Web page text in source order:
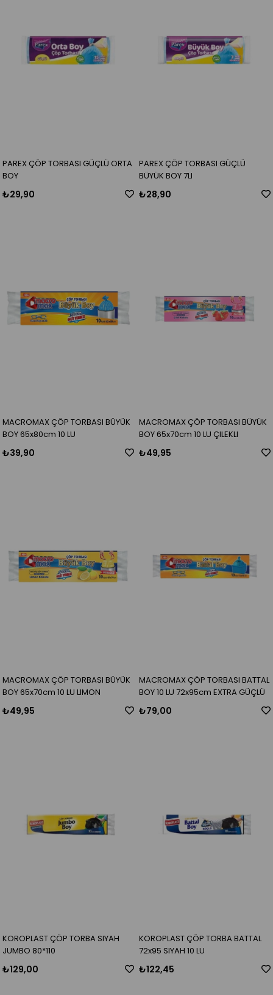
PAREX ÇÖP TORBASI GÜÇLÜ ORTA
BOY
₺29,90
PAREX ÇÖP TORBASI GÜÇLÜ
BÜYÜK BOY 7LI
₺28,90
MACROMAX ÇÖP TORBASI BÜYÜK
BOY 65x80cm 10 LU
₺39,90
MACROMAX ÇÖP TORBASI BÜYÜK
BOY 65x70cm 10 LU ÇILEKLI
₺49,95
MACROMAX ÇÖP TORBASI BÜYÜK
BOY 65x70cm 10 LU LIMON
₺49,95
MACROMAX ÇÖP TORBASI BATTAL
BOY 10 LU 72x95cm EXTRA GÜÇLÜ
₺79,00
KOROPLAST ÇÖP TORBA SIYAH
JUMBO 80*110
₺129,00
KOROPLAST ÇÖP TORBA BATTAL
72x95 SIYAH 10 LU
₺122,45